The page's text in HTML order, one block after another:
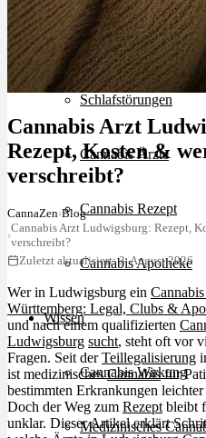
Depressionen
Schlafstörungen
Cannabis Ärzte
Cannabis Rezept
Cannabis Apotheke
Wissen
Cannabis Wirkung
Medizinisches
Cannabis Arzt
Rezept, Kosten &
verschreibt?
CannaZen›Blog
›
Cannabis Arzt Ludwigsburg: Rezept,
verschreibt?
Zuletzt aktualisiert: 3. August 2026
Wer in Ludwigsburg ein
Württemberg: Legal, Clubs &
und nach einem qualifizierten
Ludwigsburg sucht, steht oft vor
Fragen. Seit derTeillegalisierung
ist medizinischesCannabisfür
bestimmten Erkrankungen
Doch der Weg zum Rezept bleibt
unklar. Dieser Artikel erklärt